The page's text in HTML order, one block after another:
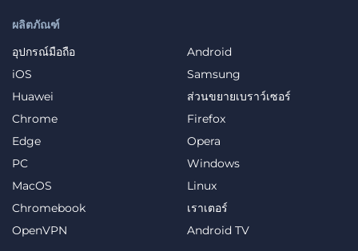
ผลิตภัณฑ์
อุปกรณ์มือถือ
Android
iOS
Samsung
Huawei
ส่วนขยายเบราว์เซอร์
Chrome
Firefox
Edge
Opera
PC
Windows
MacOS
Linux
Chromebook
เราเตอร์
OpenVPN
Android TV